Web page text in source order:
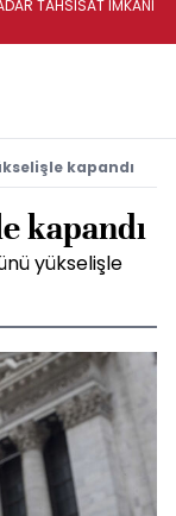
TAHSİSAT İMKANI
kapandı
kapandı
yükselişle